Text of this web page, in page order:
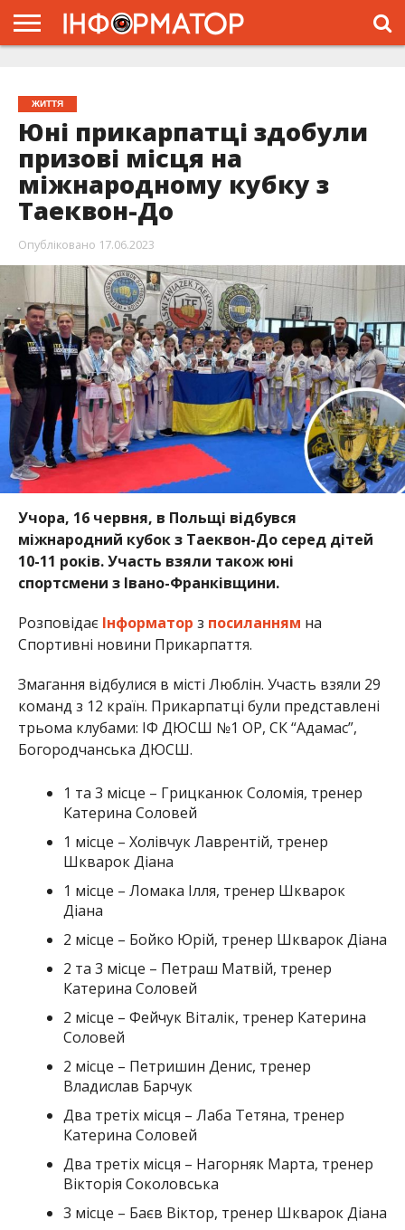
ЖИТТЯ
Юні прикарпатці здобули
призові місця на
міжнародному кубку з
Таеквон-До
Опубліковано 17.06.2023
Учора, 16 червня, в Польщі відбувся
міжнародний кубок з Таеквон-До серед дітей
10-11 років. Участь взяли також юні
спортсмени з Івано-Франківщини.
Розповідає Інформатор з посиланням на
Спортивні новини Прикарпаття.
Змагання відбулися в місті Люблін. Участь взяли 29
команд з 12 країн. Прикарпатці були представлені
трьома клубами: ІФ ДЮСШ №1 ОР, СК “Адамас”,
Богородчанська ДЮСШ.
1 та 3 місце – Грицканюк Соломія, тренер
Катерина Соловей
1 місце – Холівчук Лаврентій, тренер
Шкварок Діана
1 місце – Ломака Ілля, тренер Шкварок
Діана
2 місце – Бойко Юрій, тренер Шкварок Діана
2 та 3 місце – Петраш Матвій, тренер
Катерина Соловей
2 місце – Фейчук Віталік, тренер Катерина
Соловей
2 місце – Петришин Денис, тренер
Владислав Барчук
Два третіх місця – Лаба Тетяна, тренер
Катерина Соловей
Два третіх місця – Нагорняк Марта, тренер
Вікторія Соколовська
3 місце – Баєв Віктор, тренер Шкварок Діана